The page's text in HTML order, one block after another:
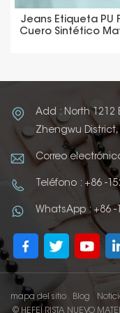
Jeans Etiqueta PU
Cuero Sintético
Add : North 1212
Zhengwu
Correo
Teléfono : +86 -
WhatsApp : +86 -
mapa del sitio Blog
© HEFEI RISTA NUEVO